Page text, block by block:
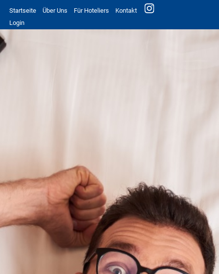
Startseite Über Uns Für Hoteliers
Kontakt
Login